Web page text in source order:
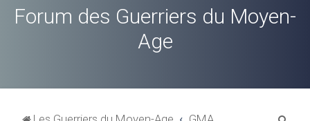
Forum des Guerriers du Moyen-
Age